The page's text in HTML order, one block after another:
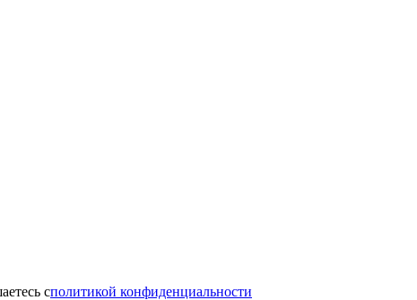
cполитикой конфиденциальности